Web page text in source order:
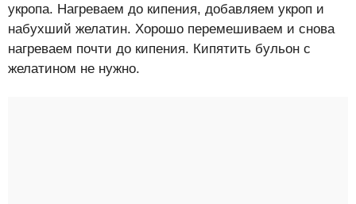
укропа. Нагреваем до кипения, добавляем укроп и
набухший желатин. Хорошо перемешиваем и снова
нагреваем почти до кипения. Кипятить бульон с
желатином не нужно.